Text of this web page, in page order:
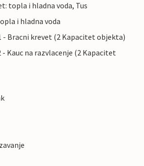
topla i hladna voda, Tus
i hladna voda
- Bracni krevet (2 Kapacitet objekta)
- Kauc na razvlacenje (2 Kapacitet